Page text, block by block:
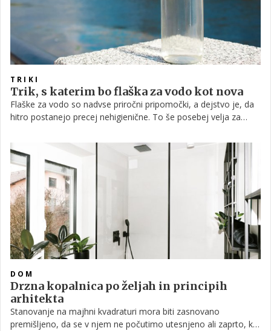
TRIKI
Trik, s katerim bo flaška za vodo kot nova
Flaške za vodo so nadvse priročni pripomočki, a dejstvo je, da
hitro postanejo precej nehigienične. To še posebej velja za
spijete požirek vode iz plastenke, se v njih naselijo bakterije in
druge nečistoče - da o vodnem kamnu, ki ga je praktično
nemogoče očistiti, sploh ne govorimo.
DOM
Drzna kopalnica po željah in principih
arhitekta
Stanovanje na majhni kvadraturi mora biti zasnovano
premišljeno, da se v njem ne počutimo utesnjeno ali zaprto, kar